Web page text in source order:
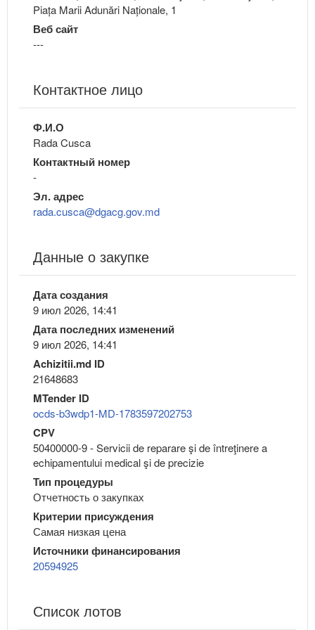
Piața Marii Adunări Naționale, 1
Веб сайт
---
Контактное лицо
Ф.И.О
Rada Cusca
Контактный номер
-
Эл. адрес
rada.cusca@dgacg.gov.md
Данные о закупке
Дата создания
9 июл 2026, 14:41
Дата последних изменений
9 июл 2026, 14:41
Achizitii.md ID
21648683
MTender ID
ocds-b3wdp1-MD-1783597202753
CPV
50400000-9 - Servicii de reparare şi de întreţinere a
echipamentului medical şi de precizie
Тип процедуры
Отчетность о закупках
Критерии присуждения
Самая низкая цена
Источники финансирования
20594925
Список лотов